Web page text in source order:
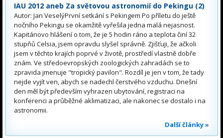
IAU 2012 aneb Za světovou astronomií do Pekingu (2)
Autor: Jan VeselýPrvní setkání s Pekingem Po příletu do ještě
nočního Pekingu se okamžitě vyřešila jedna malá nejasnost.
Kapitánovo hlášení o tom, že je 5 hodin ráno a teplota činí 32
stupňů Celsia, jsem opravdu slyšel správně. Zjišťuji, že ačkoli
jsem v těchto krajích poprvé v životě, prostředí vlastně dobře
znám. Ve středoevropských zoologických zahradách se to
zpravida jmenuje "tropický pavilon". Rozdíl je jen v tom, že tady
nejde vyjít ven, abych se nadechl čerstvého vzduchu. Dnešní
den měl být především vyhrazen ubytování, registraci na
konferenci a průběžné aklimatizaci, ale nakonec se dostalo i na
astronomii.
Další články »